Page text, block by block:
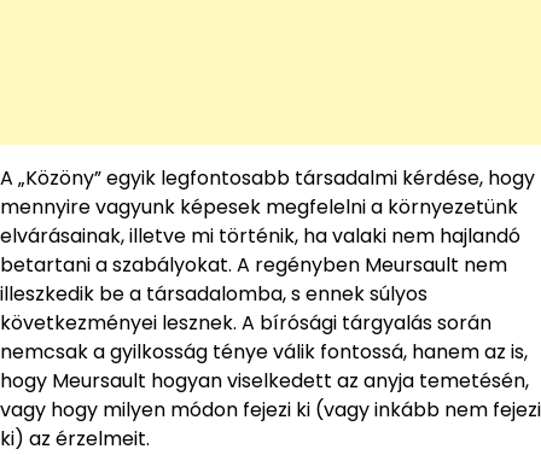
A „Közöny” egyik legfontosabb társadalmi kérdése, hogy
mennyire vagyunk képesek megfelelni a környezetünk
elvárásainak, illetve mi történik, ha valaki nem hajlandó
betartani a szabályokat. A regényben Meursault nem
illeszkedik be a társadalomba, s ennek súlyos
következményei lesznek. A bírósági tárgyalás során
nemcsak a gyilkosság ténye válik fontossá, hanem az is,
hogy Meursault hogyan viselkedett az anyja temetésén,
vagy hogy milyen módon fejezi ki (vagy inkább nem fejezi
ki) az érzelmeit.